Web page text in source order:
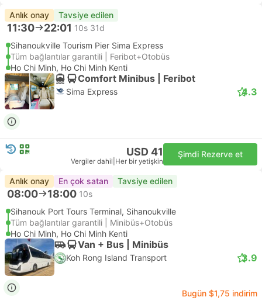
Anlık onay Tavsiye edilen
11:30 22:01 10s 31d
Sihanoukville Tourism Pier Sima Express
Tüm bağlantılar garantili | Feribot+Otobüs
Ho Chi Minh, Ho Chi Minh Kenti
Comfort Minibus | Feribot
Sima Express 4.3
USD 41
Vergiler dahil Her bir yetişkin
Şimdi Rezerve et
Anlık onay En çok satan Tavsiye edilen
08:00 18:00 10s
Sihanouk Port Tours Terminal, Sihanoukville
Tüm bağlantılar garantili | Minibüs+Otobüs
Ho Chi Minh, Ho Chi Minh Kenti
Van + Bus | Minibüs
Koh Rong Island Transport 3.9
Bugün $1,75 indirim